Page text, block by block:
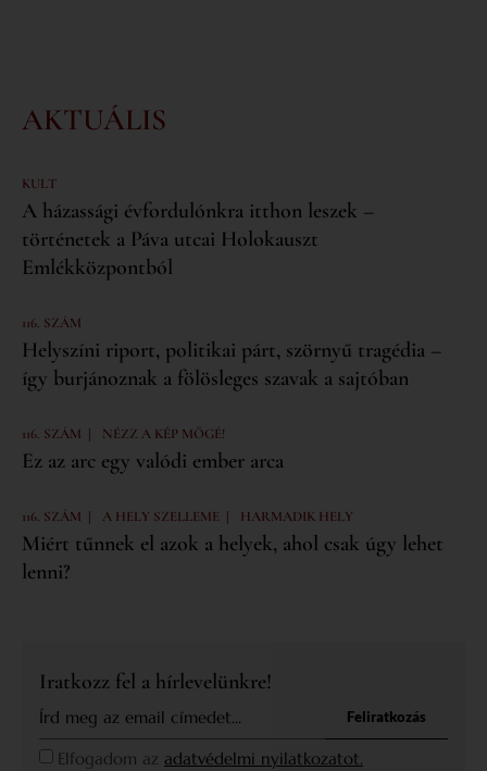
AKTUÁLIS
KULT
A házassági évfordulónkra itthon leszek –
történetek a Páva utcai Holokauszt
Emlékközpontból
116. SZÁM
Helyszíni riport, politikai párt, szörnyű tragédia –
így burjánoznak a fölösleges szavak a sajtóban
116. SZÁM | NÉZZ A KÉP MÖGÉ!
Ez az arc egy valódi ember arca
116. SZÁM | A HELY SZELLEME | HARMADIK HELY
Miért tűnnek el azok a helyek, ahol csak úgy lehet
lenni?
Iratkozz fel a hírlevelünkre!
Elfogadom az adatvédelmi nyilatkozatot.
Feliratkozás